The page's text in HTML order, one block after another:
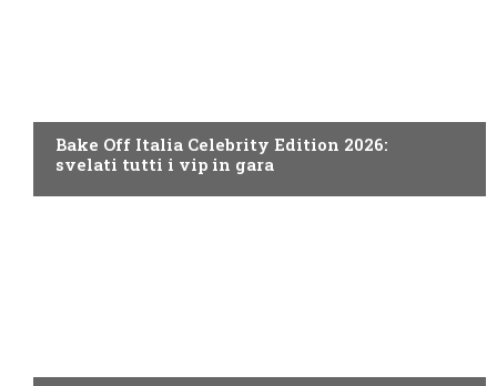
Bake Off Italia Celebrity Edition 2026:
svelati tutti i vip in gara